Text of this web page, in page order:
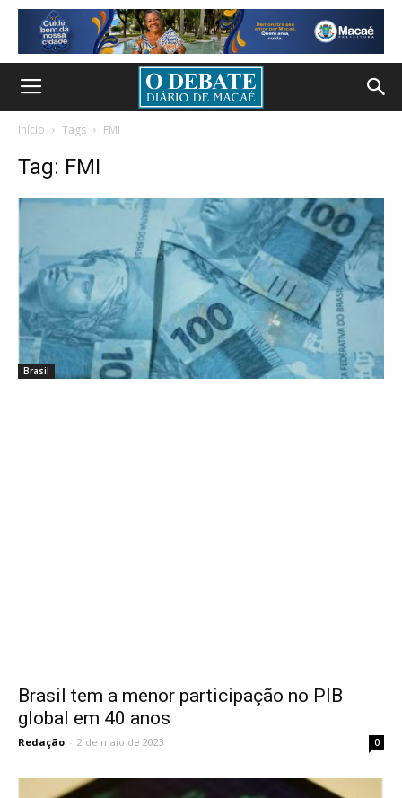
Início Tags FMI
Tag: FMI
Brasil
Brasil tem a menor participação no PIB
global em 40 anos
Redação - 2 de maio de 2023 0